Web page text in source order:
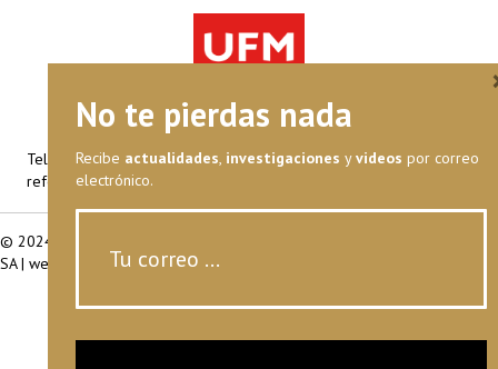
Teléfono: (+502) 2338-7960
reformwatch@ufm.edu
© 2024
SA| webmaster@ufm.edu
No te pierdas nada
Recibe actualidades, investigaciones yvideos por correo
electrónico.